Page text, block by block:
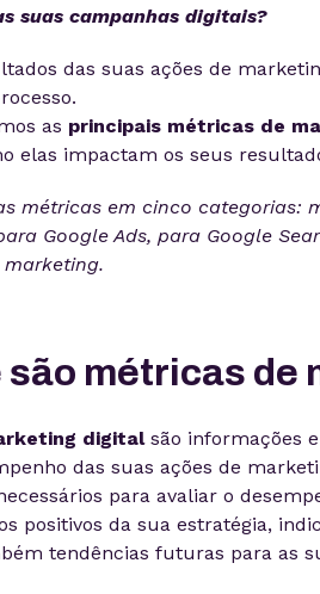
suas campanhas digitais?
das suas ações de
as principais métricas de
elas impactam os seus
métricas em cinco categorias:
Google Ads, para Google
são métricas
digitalsão informações
das suas ações de
para avaliar o
positivos da sua estratégia,
tendências futuras para as